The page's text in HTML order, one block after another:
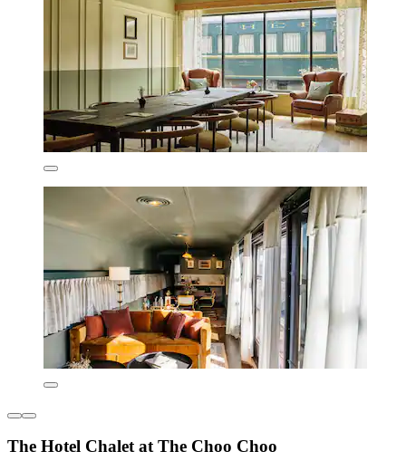
The Hotel Chalet at The Choo Choo